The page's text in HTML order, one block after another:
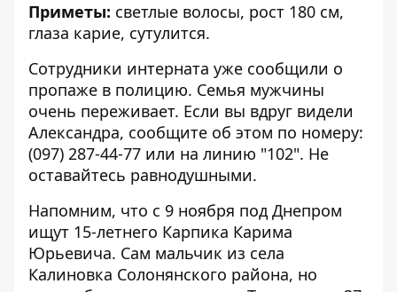
Приметы: светлые волосы, рост 180 см,
глаза карие, сутулится.
Сотрудники интерната уже сообщили о
пропаже в полицию. Семья мужчины
очень переживает. Если вы вдруг видели
Александра, сообщите об этом по номеру:
(097) 287-44-77 или на линию "102". Не
оставайтесь равнодушными.
Напомним, что с 9 ноября под Днепром
ищут 15-летнего Карпика Карима
Юрьевича. Сам мальчик из села
Калиновка Солонянского района, но